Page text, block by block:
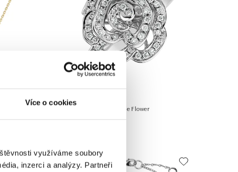
Více o cookies
využíváme soubory
inzerci a analýzy. Partneři
Prsten s diamanty Noble Flower